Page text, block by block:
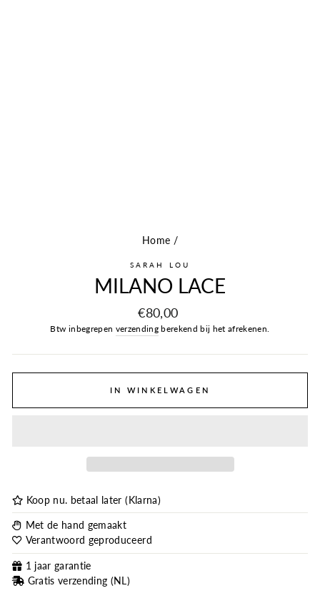
Home /
SARAH LOU
MILANO LACE
Prijs
€80,00
Btw inbegrepen verzendingberekend bij het afrekenen.
IN WINKELWAGEN
Koop nu. betaal later (Klarna)
Met de hand gemaakt
Verantwoord geproduceerd
1 jaar garantie
Gratis verzending (NL)